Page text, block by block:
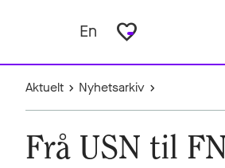
En favorite_border
Aktuelt Nyhetsarkiv
Frå USN til FN